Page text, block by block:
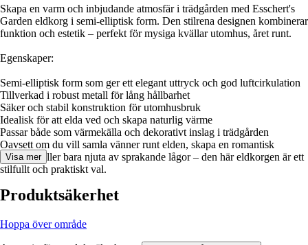
Skapa en varm och inbjudande atmosfär i trädgården med Esschert's
Garden eldkorg i semi-elliptisk form. Den stilrena designen kombinerar
funktion och estetik – perfekt för mysiga kvällar utomhus, året runt.
Egenskaper:
Semi-elliptisk form som ger ett elegant uttryck och god luftcirkulation
Tillverkad i robust metall för lång hållbarhet
Säker och stabil konstruktion för utomhusbruk
Idealisk för att elda ved och skapa naturlig värme
Passar både som värmekälla och dekorativt inslag i trädgården
Oavsett om du vill samla vänner runt elden, skapa en romantisk
stämning eller bara njuta av sprakande lågor – den här eldkorgen är ett
stilfullt och praktiskt val.
Visa mer
Produktsäkerhet
Hoppa över område